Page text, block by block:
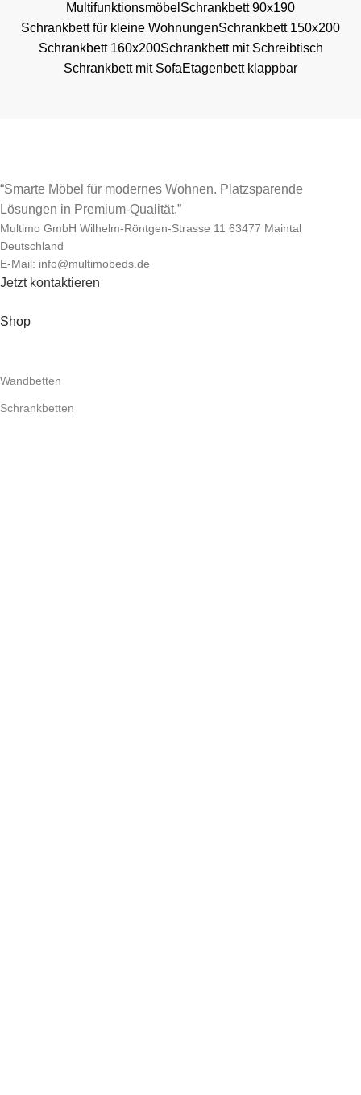
Multifunktionsmöbel Schrankbett 90x190
Schrankbett für kleine WohnungenSchrankbett 150x200
Schrankbett 160x200Schrankbett mit Schreibtisch
Schrankbett mit SofaEtagenbett klappbar
“Smarte Möbel für modernes Wohnen. Platzsparende
Lösungen in Premium-Qualität.”
Multimo GmbH Wilhelm-Röntgen-Strasse 11 63477 Maintal
Deutschland
E-Mail: info@multimobeds.de
Jetzt kontaktieren
Shop
Wandbetten
Schrankbetten